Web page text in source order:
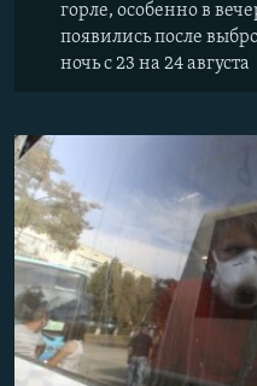
горле, особенно в
появились после
ночь с 23 на 24 августа